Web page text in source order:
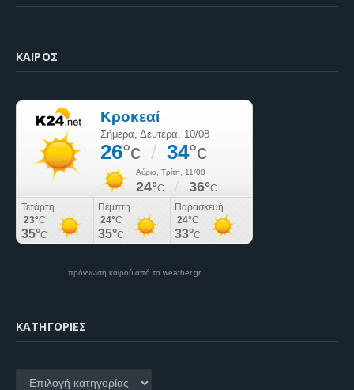
ΚΑΙΡΌΣ
πρόγνωση καιρού από το weather.gr
KΑΤΗΓΟΡΊΕΣ
Kατηγορίες